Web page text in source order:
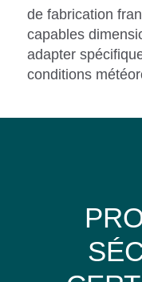
de fabrication
capables
adapter
conditions